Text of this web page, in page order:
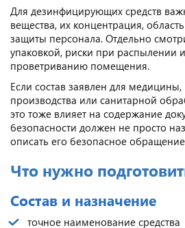
Для дезинфицирующих средств
вещества, их концентрация,
защиты персонала. Отдельно
упаковкой, риски при распылении
проветриванию помещения.
Если состав заявлен для
производства или санитарной
это тоже влияет на содержание
безопасности должен не просто
описать его безопасное
Что нужно
Состав и назначение
точное наименование средства